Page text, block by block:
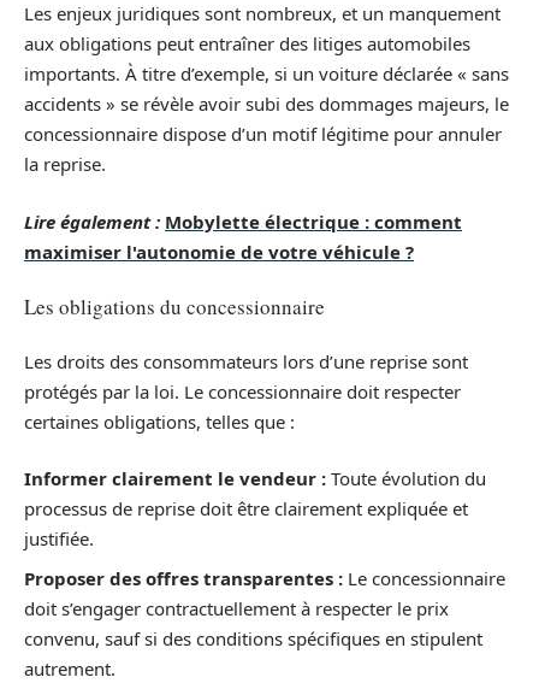
Les enjeux juridiques sont nombreux, et un manquement
aux obligations peut entraîner des litiges automobiles
importants. À titre d’exemple, si un voiture déclarée « sans
accidents » se révèle avoir subi des dommages majeurs, le
concessionnaire dispose d’un motif légitime pour annuler
la reprise.
Lire également : Mobylette électrique : comment
maximiser l'autonomie de votre véhicule ?
Les obligations du concessionnaire
Les droits des consommateurs lors d’une reprise sont
protégés par la loi. Le concessionnaire doit respecter
certaines obligations, telles que :
Informer clairement le vendeur : Toute évolution du
processus de reprise doit être clairement expliquée et
justifiée.
Proposer des offres transparentes : Le concessionnaire
doit s’engager contractuellement à respecter le prix
convenu, sauf si des conditions spécifiques en stipulent
autrement.